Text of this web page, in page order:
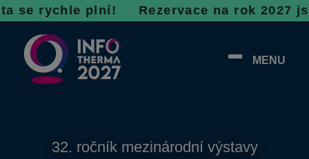
plní! R ezervace na rok 2027 jsou v
MENU
32. ročník mezinárodní výstavy